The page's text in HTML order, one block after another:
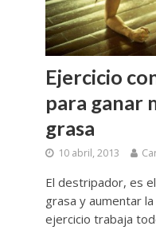
Ejercicio
para ganar
grasa
10 abril, 2013
El destripador, es
grasa y aumentar
ejercicio trabaja